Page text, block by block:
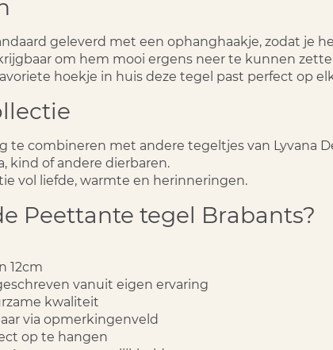
geleverd met een ophanghaakje, zodat je
om hem mooi ergens neer te kunnen
hoekje in huis deze tegel past perfect op
te combineren met andere tegeltjes van Lyvana
kind of andere dierbaren.
vol liefde, warmte en herinneringen.
Peettante tegel Brabants?
12cm
vanuit eigen ervaring
kwaliteit
via opmerkingenveld
op te hangen